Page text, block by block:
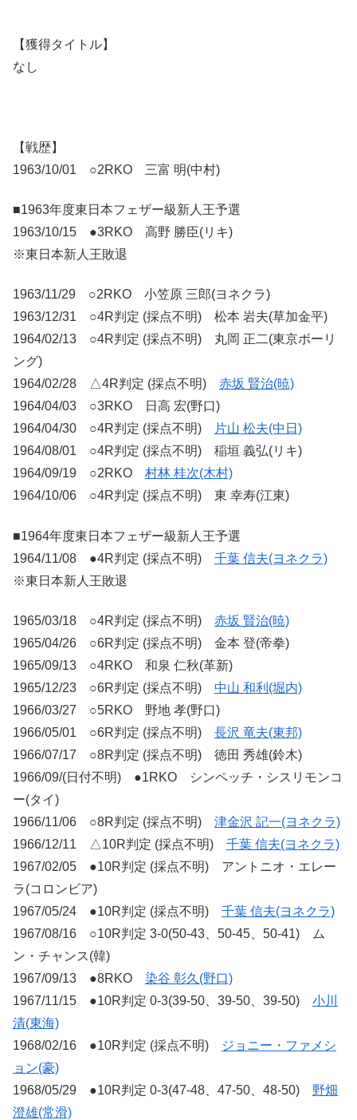
【獲得タイトル】
なし
【戦歴】
1963/10/01 ○2RKO 三富 明(中村)
■1963年度東日本フェザー級新人王予選
1963/10/15 ●3RKO 高野 勝臣(リキ)
※東日本新人王敗退
1963/11/29 ○2RKO 小笠原 三郎(ヨネクラ)
1963/12/31 ○4R判定 (採点不明) 松本 岩夫(草加金平)
1964/02/13 ○4R判定 (採点不明) 丸岡 正二(東京ボーリ
ング)
1964/02/28 △4R判定 (採点不明) 赤坂 賢治(暁)
1964/04/03 ○3RKO 日高 宏(野口)
1964/04/30 ○4R判定 (採点不明)
片山 松夫(中日)
1964/08/01 ○4R判定 (採点不明) 稲垣 義弘(リキ)
1964/09/19 ○2RKO 村林 桂次(木村)
1964/10/06 ○4R判定 (採点不明) 東 幸寿(江東)
■1964年度東日本フェザー級新人王予選
1964/11/08 ●4R判定 (採点不明) 千葉 信夫(ヨネクラ)
※東日本新人王敗退
1965/03/18 ○4R判定 (採点不明) 赤坂 賢治(暁)
1965/04/26 ○6R判定 (採点不明) 金本 登(帝拳)
1965/09/13 ○4RKO 和泉 仁秋(革新)
1965/12/23 ○6R判定 (採点不明) 中山 和利(堀内)
1966/03/27 ○5RKO 野地 孝(野口)
1966/05/01 ○6R判定 (採点不明) 長沢 竜夫(東邦)
1966/07/17 ○8R判定 (採点不明) 徳田 秀雄(鈴木)
1966/09/(日付不明) ●1RKO シンペッチ・シスリモンコ
ー(タイ)
1966/11/06 ○8R判定 (採点不明) 津金沢 記一(ヨネクラ)
1966/12/11 △10R判定 (採点不明) 千葉 信夫(ヨネクラ)
1967/02/05 ●10R判定 (採点不明) アントニオ・エレー
ラ(コロンビア)
1967/05/24 ●10R判定 (採点不明) 千葉 信夫(ヨネクラ)
1967/08/16 ○10R判定 3-0(50-43、50-45、50-41) ム
ン・チャンス(韓)
1967/09/13 ●8RKO 染谷 彰久(野口)
1967/11/15 ●10R判定 0-3(39-50、39-50、39-50) 小川
清(東海)
1968/02/16 ●10R判定 (採点不明)
ジョニー・ファメシ
ョン(豪)
1968/05/29 ●10R判定 0-3(47-48、47-50、48-50) 野畑
澄雄(常滑)